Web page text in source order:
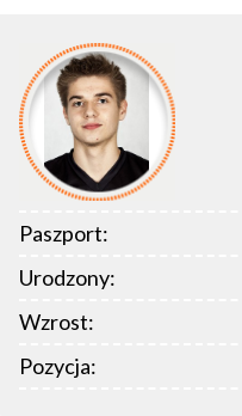
Paszport:
Urodzony:
Wzrost:
Pozycja: